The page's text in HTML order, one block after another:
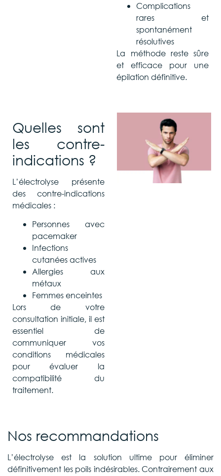
Complications
rares et
spontanément
résolutives
La méthode reste sûre
et efficace pour une
épilation définitive.
Quelles sont
les contre-
indications ?
L’électrolyse présente
des contre-indications
médicales :
Personnes avec
pacemaker
Infections
cutanées actives
Allergies aux
métaux
Femmes enceintes
Lors de votre
consultation initiale, il est
essentiel de
communiquer vos
conditions médicales
pour évaluer la
compatibilité du
traitement.
Nos recommandations
L’électrolyse est la solution ultime pour éliminer
définitivement les poils indésirables. Contrairement aux